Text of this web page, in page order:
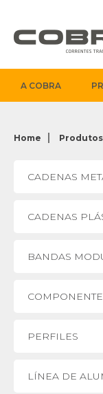
A COBRA
Home Produtos
CADENAS
CADENAS
BANDAS
PERFILES
LÍNEA DE